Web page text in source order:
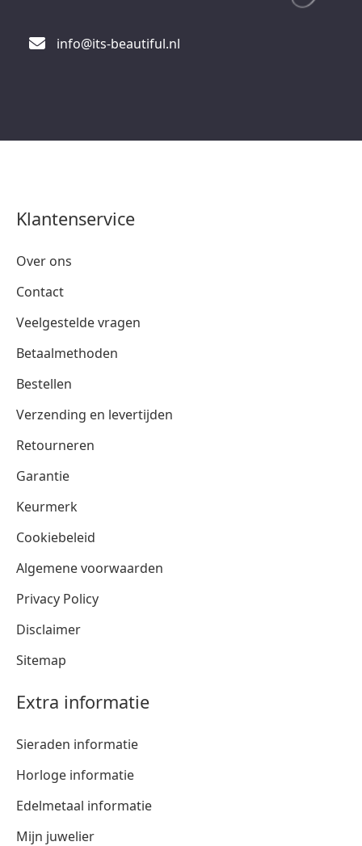
info@its-beautiful.nl
Klantenservice
Over ons
Contact
Veelgestelde vragen
Betaalmethoden
Bestellen
Verzending en levertijden
Retourneren
Garantie
Keurmerk
Cookiebeleid
Algemene voorwaarden
Privacy Policy
Disclaimer
Sitemap
Extra informatie
Sieraden informatie
Horloge informatie
Edelmetaal informatie
Mijn juwelier